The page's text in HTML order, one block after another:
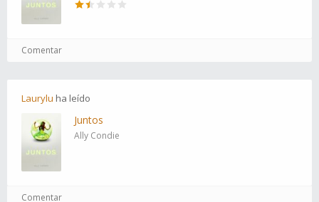
Comentar
Laurylu ha leído
Juntos
Ally Condie
Comentar